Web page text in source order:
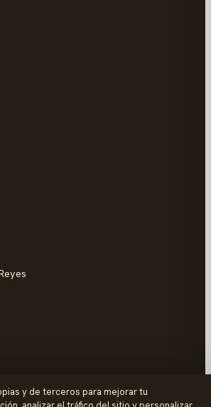
y de terceros para mejorar tu